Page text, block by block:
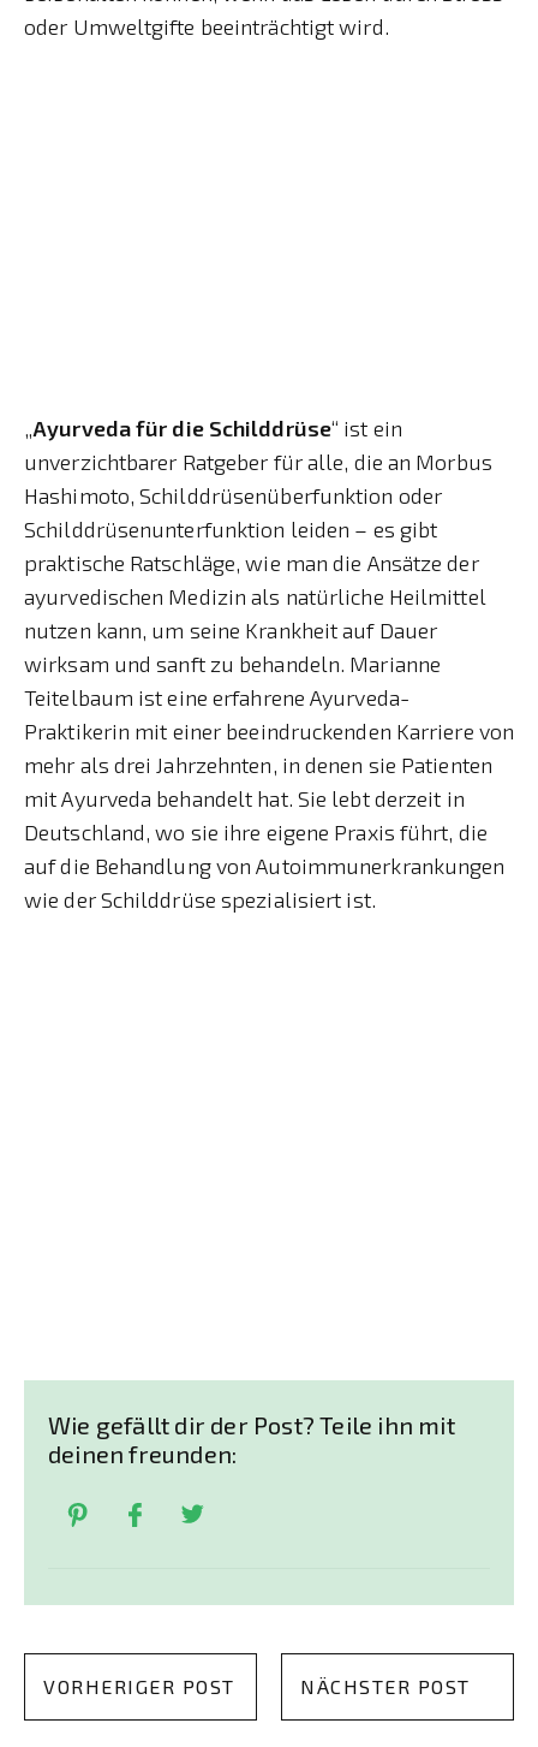
oder Umweltgifte beeinträchtigt wird.
„Ayurveda für die Schilddrüse“ ist ein
unverzichtbarer Ratgeber für alle, die an Morbus
Hashimoto, Schilddrüsenüberfunktion oder
Schilddrüsenunterfunktion leiden – es gibt
praktische Ratschläge, wie man die Ansätze der
ayurvedischen Medizin als natürliche Heilmittel
nutzen kann, um seine Krankheit auf Dauer
wirksam und sanft zu behandeln. Marianne
Teitelbaum ist eine erfahrene Ayurveda-
Praktikerin mit einer beeindruckenden Karriere von
mehr als drei Jahrzehnten, in denen sie Patienten
mit Ayurveda behandelt hat. Sie lebt derzeit in
Deutschland, wo sie ihre eigene Praxis führt, die
auf die Behandlung von Autoimmunerkrankungen
wie der Schilddrüse spezialisiert ist.
Wie gefällt dir der Post? Teile ihn mit
deinen freunden:
VORHERIGER POST NÄCHSTER POST